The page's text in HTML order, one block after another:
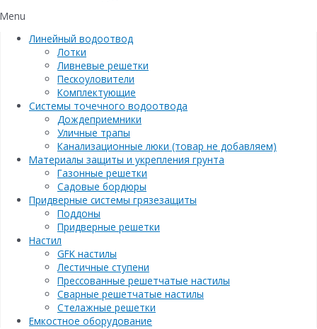
Menu
Линейный водоотвод
Лотки
Ливневые решетки
Пескоуловители
Комплектующие
Системы точечного водоотвода
Дождеприемники
Уличные трапы
Канализационные люки (товар не добавляем)
Материалы защиты и укрепления грунта
Газонные решетки
Садовые бордюры
Придверные системы грязезащиты
Поддоны
Придверные решетки
Настил
GFK настилы
Лестичные ступени
Прессованные решетчатые настилы
Сварные решетчатые настилы
Стелажные решетки
Емкостное оборудование